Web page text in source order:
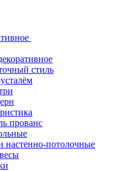
стиль
прованс
настенно-потолочные